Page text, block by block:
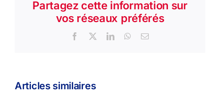
Partagez cette information sur
vos réseaux préférés
Facebook
X LinkedInWhatsApp
Email
Articles similaires